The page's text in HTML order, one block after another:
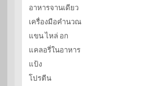
อาหารจานเดียว
เครื่องมือคำนวณ
แขน ไหล่ อก
แคลอรี่ในอาหาร
แป้ง
โปรตีน